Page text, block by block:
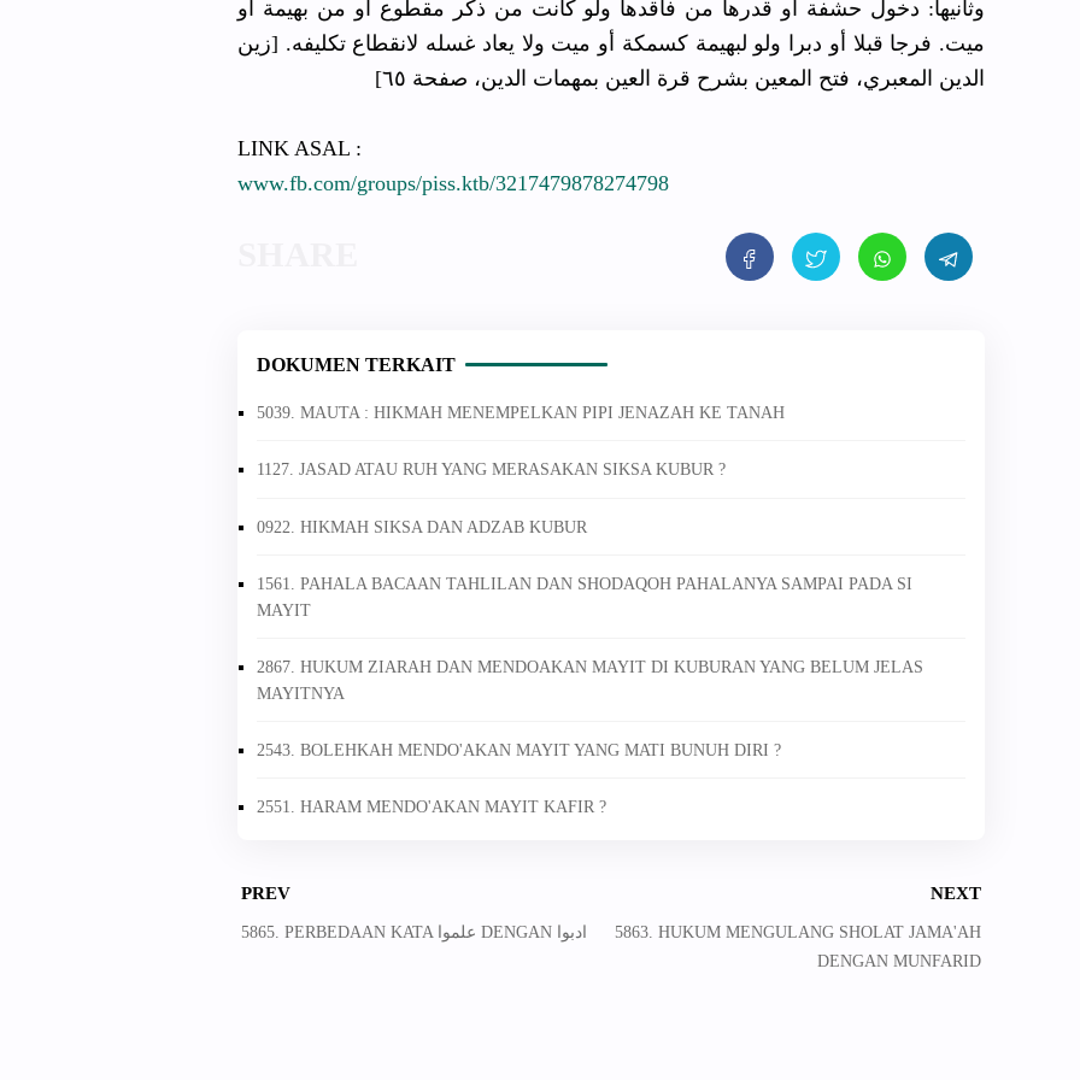
وثانيها: دخول حشفة أو قدرها من فاقدها ولو كانت من ذكر مقطوع أو من بهيمة أو
ميت. فرجا قبلا أو دبرا ولو لبهيمة كسمكة أو ميت ولا يعاد غسله لانقطاع تكليفه. [زين
الدين المعبري، فتح المعين بشرح قرة العين بمهمات الدين، صفحة ٦٥]
LINK ASAL :
www.fb.com/groups/piss.ktb/3217479878274798
DOKUMEN TERKAIT
5039. MAUTA : HIKMAH MENEMPELKAN PIPI JENAZAH KE TANAH
1127. JASAD ATAU RUH YANG MERASAKAN SIKSA KUBUR ?
0922. HIKMAH SIKSA DAN ADZAB KUBUR
1561. PAHALA BACAAN TAHLILAN DAN SHODAQOH PAHALANYA SAMPAI PADA SI
MAYIT
2867. HUKUM ZIARAH DAN MENDOAKAN MAYIT DI KUBURAN YANG BELUM JELAS
MAYITNYA
2543. BOLEHKAH MENDO'AKAN MAYIT YANG MATI BUNUH DIRI ?
2551. HARAM MENDO'AKAN MAYIT KAFIR ?
PREV
5865. PERBEDAAN KATA علموا DENGAN ادبوا
NEXT
5863. HUKUM MENGULANG SHOLAT JAMA'AH
DENGAN MUNFARID